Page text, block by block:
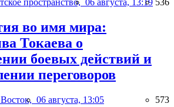
пространство, 06 августа, 13:19 536
во имя мира:
Токаева о
боевых действий и
переговоров
06 августа, 13:05 573